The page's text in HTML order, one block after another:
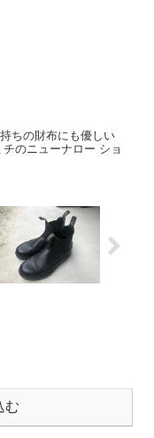
ちの財布にも優しい
のニューナロー ショ
む